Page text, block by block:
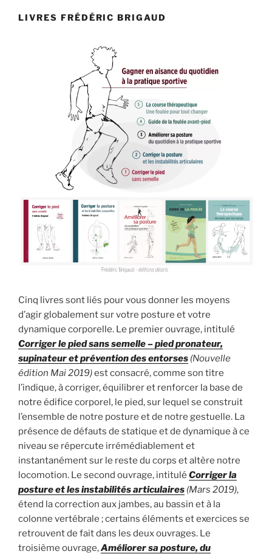
LIVRES FRÉDÉRIC BRIGAUD
Cinq livres sont liés pour vous donner les moyens
d’agir globalement sur votre posture et votre
dynamique corporelle. Le premier ouvrage, intitulé
Corriger le pied sans semelle – pied pronateur,
supinateur et prévention des entorses (Nouvelle
édition Mai 2019)est consacré, comme son titre
l’indique, à corriger, équilibrer et renforcer la base de
notre édifice corporel, le pied, sur lequel se construit
l’ensemble de notre posture et de notre gestuelle. La
présence de défauts de statique et de dynamique à ce
niveau se répercute irrémédiablement et
instantanément sur le reste du corps et altère notre
locomotion. Le second ouvrage, intitulé Corriger la
posture et les instabilités articulaires (Mars 2019),
étend la correction aux jambes, au bassin et à la
colonne vertébrale ; certains éléments et exercices se
retrouvent de fait dans les deux ouvrages. Le
troisième ouvrage,Améliorer sa posture, du